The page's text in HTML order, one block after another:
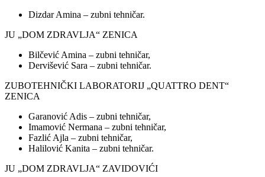
Dizdar Amina – zubni tehničar.
JU „DOM ZDRAVLJA“ ZENICA
Bilčević Amina – zubni tehničar,
Dervišević Sara – zubni tehničar.
ZUBOTEHNIČKI LABORATORIJ „QUATTRO DENT“
ZENICA
Garanović Adis – zubni tehničar,
Imamović Nermana – zubni tehničar,
Fazlić Ajla – zubni tehničar,
Halilović Kanita – zubni tehničar.
JU „DOM ZDRAVLJA“ ZAVIDOVIĆI